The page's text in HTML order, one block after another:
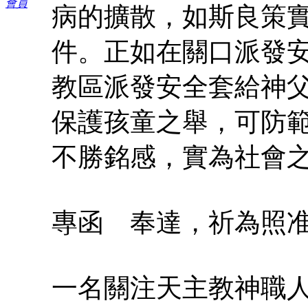
會員
病的擴散，如斯良策
件。正如在關口派發
教區派發安全套給神
保護孩童之舉，可防
不勝銘感，實為社會
專函 奉達，祈為照
一名關注天主教神職